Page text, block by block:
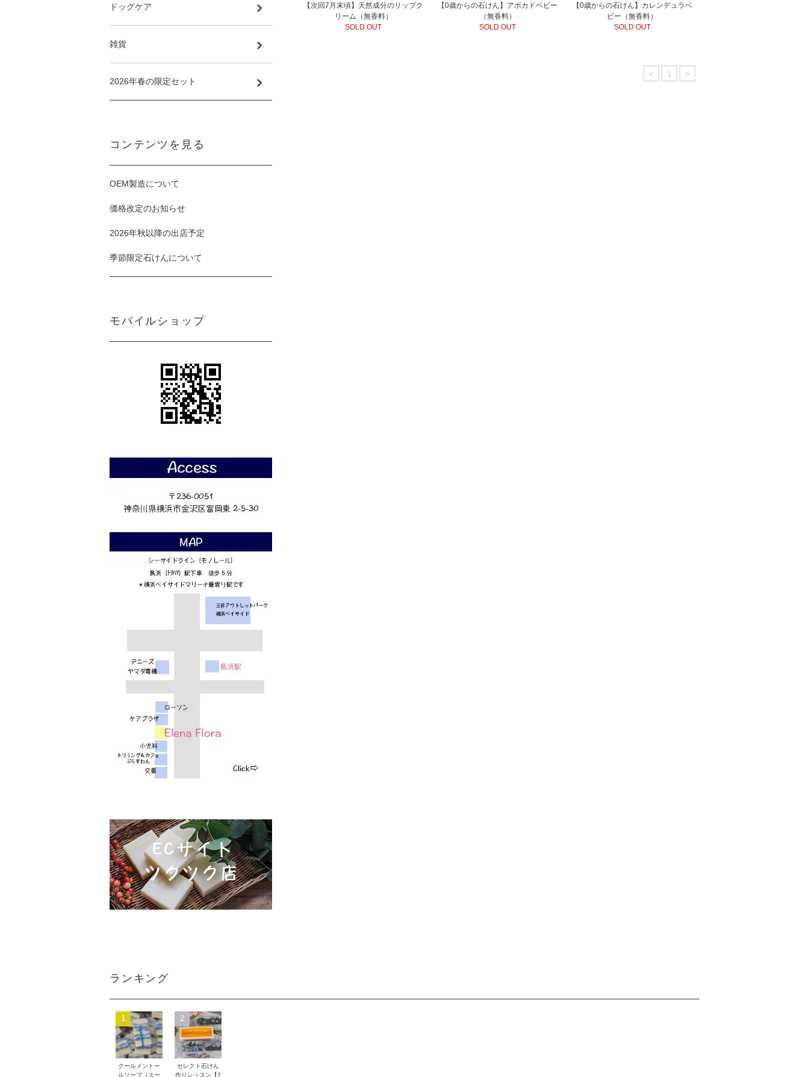
【次回7月末頃】天然成分のリップク
リーム（無香料）
SOLD OUT
【0歳からの石けん】アボカドベビー
（無香料）
SOLD OUT
【0歳からの石けん】カレンデュラベ
ビー（無香料）
SOLD OUT
< 1 >
ドッグケア
雑貨
2026年春の限定セット
コンテンツを見る
OEM製造について
価格改定のお知らせ
2026年秋以降の出店予定
季節限定石けんについて
モバイルショップ
ランキング
1
クールメントー
ルソープ（スー
2
セレクト石けん
作りレッスン【7